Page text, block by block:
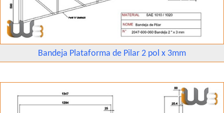
Bandeja Plataforma de Pilar 2 pol x 3mm